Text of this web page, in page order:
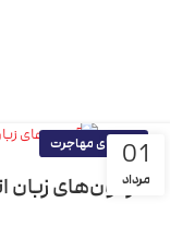
01
مرداد
راهنمای مهاجرت
آزمون‌های زبان